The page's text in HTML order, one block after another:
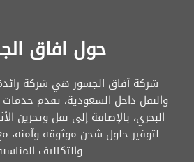
حول افاق
شركة آفاق الجسور هي شركة
والنقل داخل السعودية، تقدم خدمات
البحري، بالإضافة إلى نقل وتخزين
لتوفير حلول شحن موثوقة وآمنة، مع
والتكاليف